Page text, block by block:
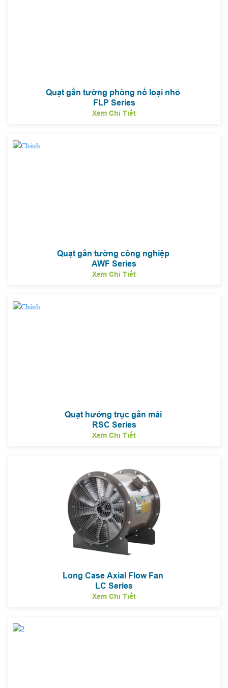
Quạt gắn tường phòng nổ loại nhỏ
FLP Series
Xem Chi Tiết
Quạt gắn tường công nghiệp
AWF Series
Xem Chi Tiết
Quạt hướng trục gắn mái
RSC Series
Xem Chi Tiết
Long Case Axial Flow Fan
LC Series
Xem Chi Tiết